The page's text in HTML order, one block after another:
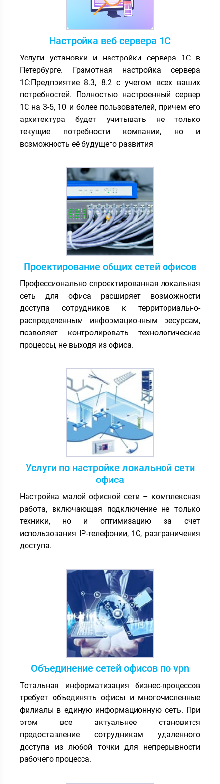
Настройка веб сервера 1С
Услуги установки и настройки сервера 1С в
Петербурге. Грамотная настройка сервера
1С:Предприятие 8.3, 8.2 с учетом всех ваших
потребностей. Полностью настроенный сервер
1С на 3-5, 10 и более пользователей, причем его
архитектура будет учитывать не только
текущие потребности компании, но и
возможность её будущего развития
Проектирование общих сетей офисов
Профессионально спроектированная локальная
сеть для офиса расширяет возможности
доступа сотрудников к территориально-
распределенным информационным ресурсам,
позволяет контролировать технологические
процессы, не выходя из офиса.
Услуги по настройке локальной сети
офиса
Настройка малой офисной сети – комплексная
работа, включающая подключение не только
техники, но и оптимизацию за счет
использования IP-телефонии, 1С, разграничения
доступа.
Объединение сетей офисов по vpn
Тотальная информатизация бизнес-процессов
требует объединять офисы и многочисленные
филиалы в единую информационную сеть. При
этом все актуальнее становится
предоставление сотрудникам удаленного
доступа из любой точки для непрерывности
рабочего процесса.